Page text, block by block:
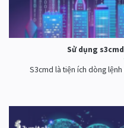
Sử dụng
S3cmd là tiện ích dòng